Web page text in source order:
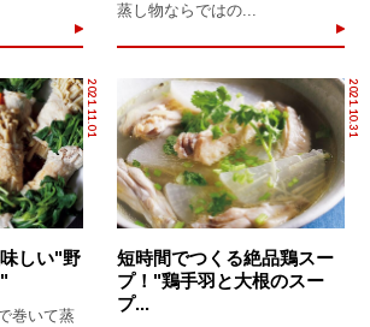
蒸し物ならではの...
2021.11.01
しい"野
巻いて蒸
2021.10.31
短時間でつくる絶品鶏スー
プ！"鶏手羽と大根のスー
プ...